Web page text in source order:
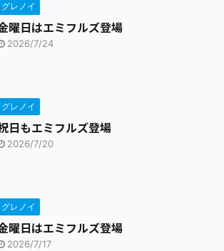
グレノイ
曜日はエミフルズ登場
2026/7/24
グレノイ
日もエミフルズ登場
2026/7/20
グレノイ
曜日はエミフルズ登場
2026/7/17